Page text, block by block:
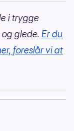
i trygge
glede. Er du
foreslår vi at